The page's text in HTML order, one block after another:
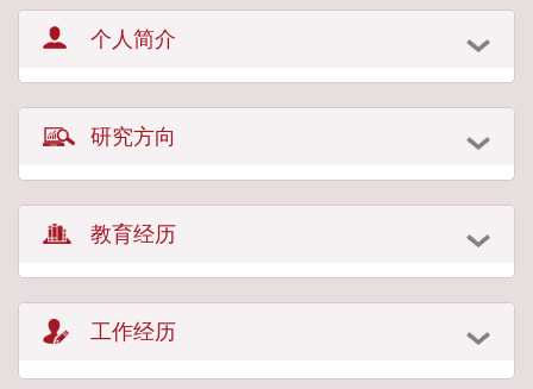
个人简介
研究方向
教育经历
工作经历